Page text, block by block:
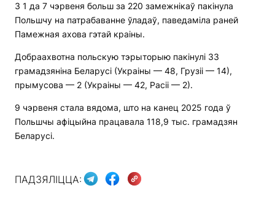
З 1 да 7 чэрвеня больш за 220 замежнікаў пакінула
Польшчу на патрабаванне ўладаў, паведаміла раней
Памежная ахова гэтай краіны.
Добраахвотна польскую тэрыторыю пакінулі 33
грамадзяніна Беларусі (Украіны — 48, Грузіі — 14),
прымусова — 2 (Украіны — 42, Расіі — 2).
9 чэрвеня стала вядома, што на канец 2025 года ў
Польшчы афіцыйна працавала 118,9 тыс. грамадзян
Беларусі.
ПАДЗЯЛІЦЦА: